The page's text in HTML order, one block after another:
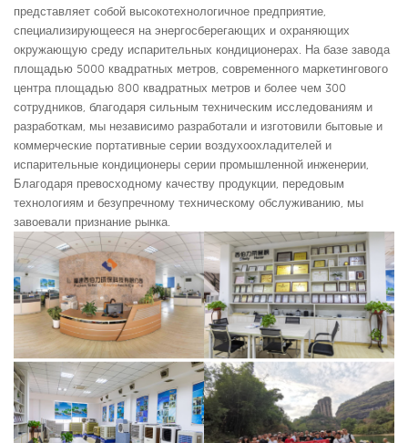
представляет собой высокотехнологичное предприятие,
специализирующееся на энергосберегающих и охраняющих
окружающую среду испарительных кондиционерах. На базе завода
площадью 5000 квадратных метров, современного маркетингового
центра площадью 800 квадратных метров и более чем 300
сотрудников, благодаря сильным техническим исследованиям и
разработкам, мы независимо разработали и изготовили бытовые и
коммерческие портативные серии воздухоохладителей и
испарительные кондиционеры серии промышленной инженерии,
Благодаря превосходному качеству продукции, передовым
технологиям и безупречному техническому обслуживанию, мы
завоевали признание рынка.